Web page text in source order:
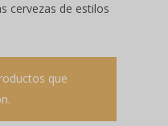
cervezas de estilos
que